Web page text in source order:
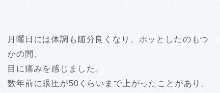
月曜日には体調も随分良くなり、ホッとしたのもつ
かの間、
目に痛みを感じました。
数年前に眼圧が50くらいまで上がったことがあり、